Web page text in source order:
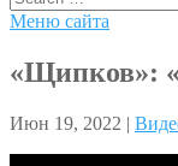
Меню сайта
«Щипков»:
Июн 19, 2022 |